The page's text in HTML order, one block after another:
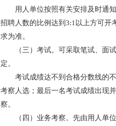
用人单位按照有关安排及时通知
招聘人数的比例达到3:1以上方可开
求为准。
（三）考试。可采取笔试、面试
定。
考试成绩达不到合格分数线的不
考察人选；最后一名考试成绩出现
察。
（四）业务考察。先由用人单位